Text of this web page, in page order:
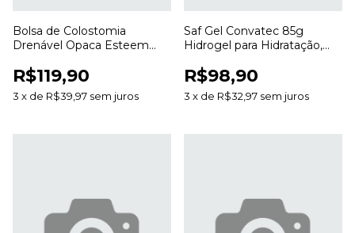
Bolsa de Colostomia
Drenável Opaca Esteem
Estomias
R$119,90
3 x de R$39,97 sem juros
Saf Gel Convatec 85g
Hidrogel para Hidratação,
de Feridas
R$98,90
3 x de R$32,97 sem juros